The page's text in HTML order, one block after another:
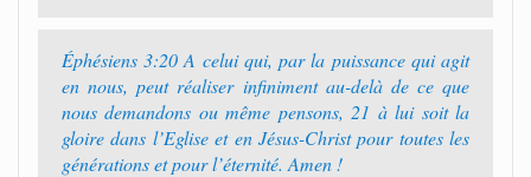
Éphésiens 3:20 A celui qui, par la puissance qui agit
en nous, peut réaliser infiniment au-delà de ce que
nous demandons ou même pensons, 21 à lui soit la
gloire dans l’Eglise et en Jésus-Christ pour toutes les
générations et pour l’éternité. Amen !